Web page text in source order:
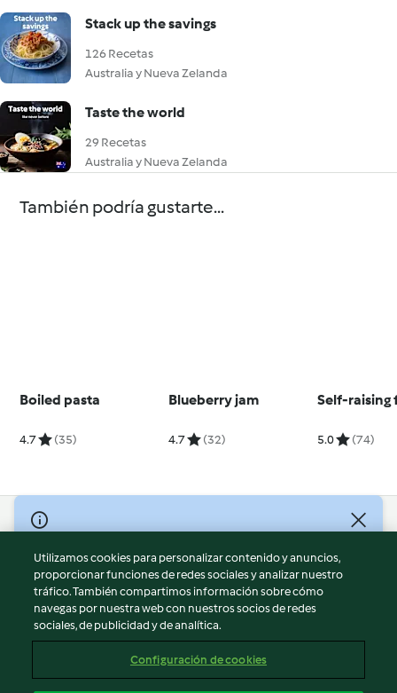
Stack up the savings
126 Recetas
Australia y Nueva Zelanda
Taste the world
29 Recetas
Australia y Nueva Zelanda
También podría gustarte...
Boiled pasta
4.7 (35)
Blueberry jam
4.7 (32)
Self-raising
5.0 (74)
© Copyright 2026
Términos de uso
Política de privacidad
Aviso legal
Información legal
Reportar contenido
Utilizamos cookies para personalizar contenido y anuncios,
proporcionar funciones de redes sociales y analizar nuestro
tráfico. También compartimos información sobre cómo
navegas por nuestra web con nuestros socios de redes
sociales, de publicidad y de analítica.
Configuración de cookies